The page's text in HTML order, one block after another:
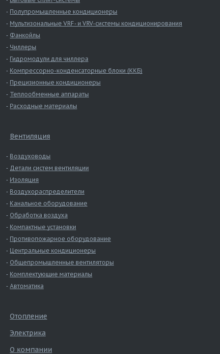
Полупромышленные кондиционеры
Мультизональные VRF- и VRV-системы кондиционирования
Фанкойлы
Чиллеры
Гидромодули для чиллера
Компрессорно-конденсаторные блоки (ККБ)
Прецизионные кондиционеры
Теплообменные аппараты
Расходные материалы
Вентиляция
Воздуховоды
Детали систем вентиляции
Изоляция
Воздухораспределители
Канальное оборудование
Обработка воздуха
Компактные установки
Противопожарное оборудование
Центральные кондиционеры
Общепромышленные вентиляторы
Комплектующие материалы
Автоматика
Отопление
Электрика
О компании